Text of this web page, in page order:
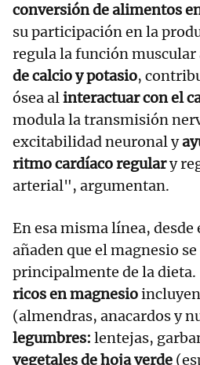
conversión de alimentos
su participación en la
regula la función muscular
de calcio y potasio,
ósea alinteractuar con el
modula la transmisión
excitabilidad neuronal y
ritmo cardíaco regulary
arterial", argumentan.
En esa misma línea,
añaden que el magnesio
principalmente de la
ricos en magnesio
(almendras, anacardos y
legumbres: lentejas,
vegetales de hoja verde